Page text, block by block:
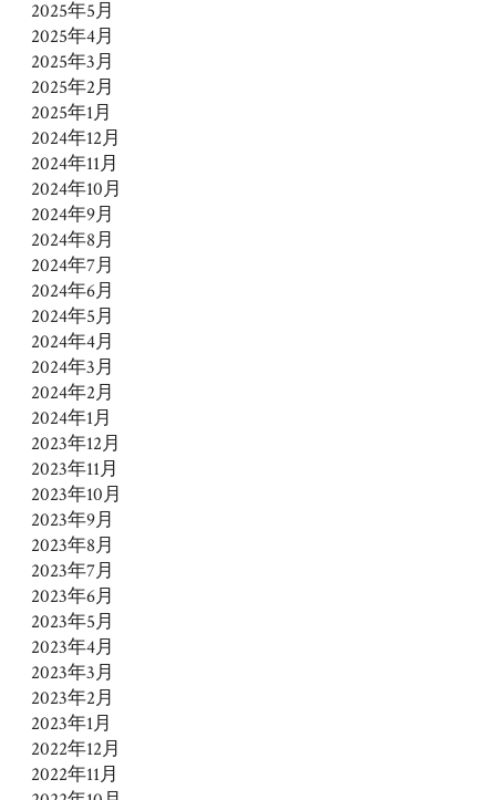
2025年5月
2025年4月
2025年3月
2025年2月
2025年1月
2024年12月
2024年11月
2024年10月
2024年9月
2024年8月
2024年7月
2024年6月
2024年5月
2024年4月
2024年3月
2024年2月
2024年1月
2023年12月
2023年11月
2023年10月
2023年9月
2023年8月
2023年7月
2023年6月
2023年5月
2023年4月
2023年3月
2023年2月
2023年1月
2022年12月
2022年11月